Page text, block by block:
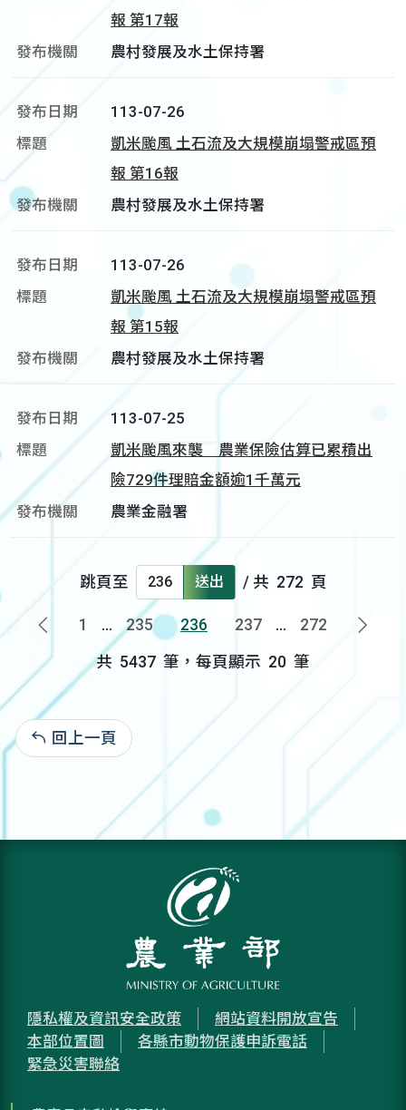
報 第17報
農村發展及水土保持署
113-07-26
凱米颱風 土石流及大規模崩塌警戒區預
報 第16報
農村發展及水土保持署
113-07-26
凱米颱風 土石流及大規模崩塌警戒區預
報 第15報
農村發展及水土保持署
113-07-25
凱米颱風來襲 農業保險估算已累積出
險729件理賠金額逾1千萬元
農業金融署
跳頁至 送出 / 共 272 頁
上一頁
1 ... 235 236 237 ... 272
下一
共 5437 筆，每頁顯示 20 筆
回上一頁
隱私權及資訊安全政策
網站資料開放宣告
本部位置圖
各縣市動物保護申訴電話
緊急災害聯絡